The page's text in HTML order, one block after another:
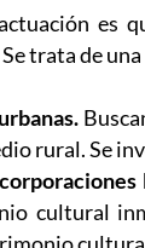
es
trata de
rural. Se
cultural